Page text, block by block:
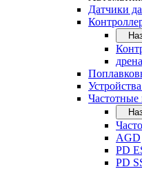
Датчики
Частотные
AGD
PD
PD